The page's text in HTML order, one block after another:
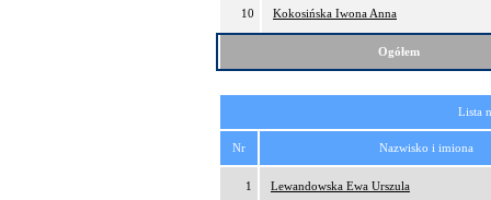
10 Kokosińska Iwona Anna
Ogółem
Lista
Nr Nazwisko i imiona
1 Lewandowska Ewa Urszula